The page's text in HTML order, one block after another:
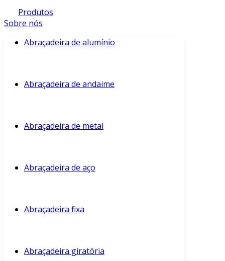
Produtos
Sobre nós
Abraçadeira de alumínio
Abraçadeira de andaime
Abraçadeira de metal
Abraçadeira de aço
Abraçadeira fixa
Abraçadeira giratória